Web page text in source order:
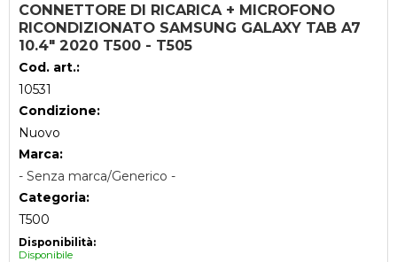
CONNETTORE DI RICARICA + MICROFONO
RICONDIZIONATO SAMSUNG GALAXY TAB A7
10.4" 2020 T500 - T505
Cod. art.:
10531
Condizione:
Nuovo
Marca:
- Senza marca/Generico -
Categoria:
T500
Disponibilità:
Disponibile